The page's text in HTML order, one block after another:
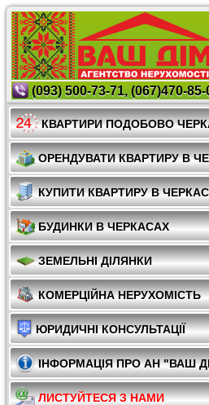
(093) 500-73-71, (067)470-85-
КВАРТИРИ ПОДОБОВО
ОРЕНДУВАТИ КВАРТИРУ В
КУПИТИ КВАРТИРУ В
БУДИНКИ В ЧЕРКАСАХ
ЗЕМЕЛЬНІ ДІЛЯНКИ
КОМЕРЦІЙНА НЕРУХОМІСТЬ
ЮРИДИЧНІ КОНСУЛЬТАЦІЇ
ІНФОРМАЦІЯ ПРО АН "ВАШ
ЛИСТУЙТЕСЯ З НАМИ